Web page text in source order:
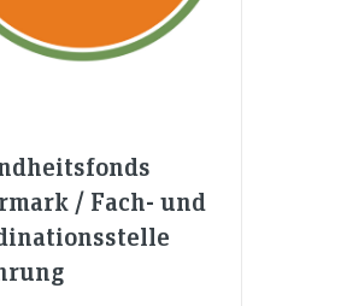
/ Fach- und